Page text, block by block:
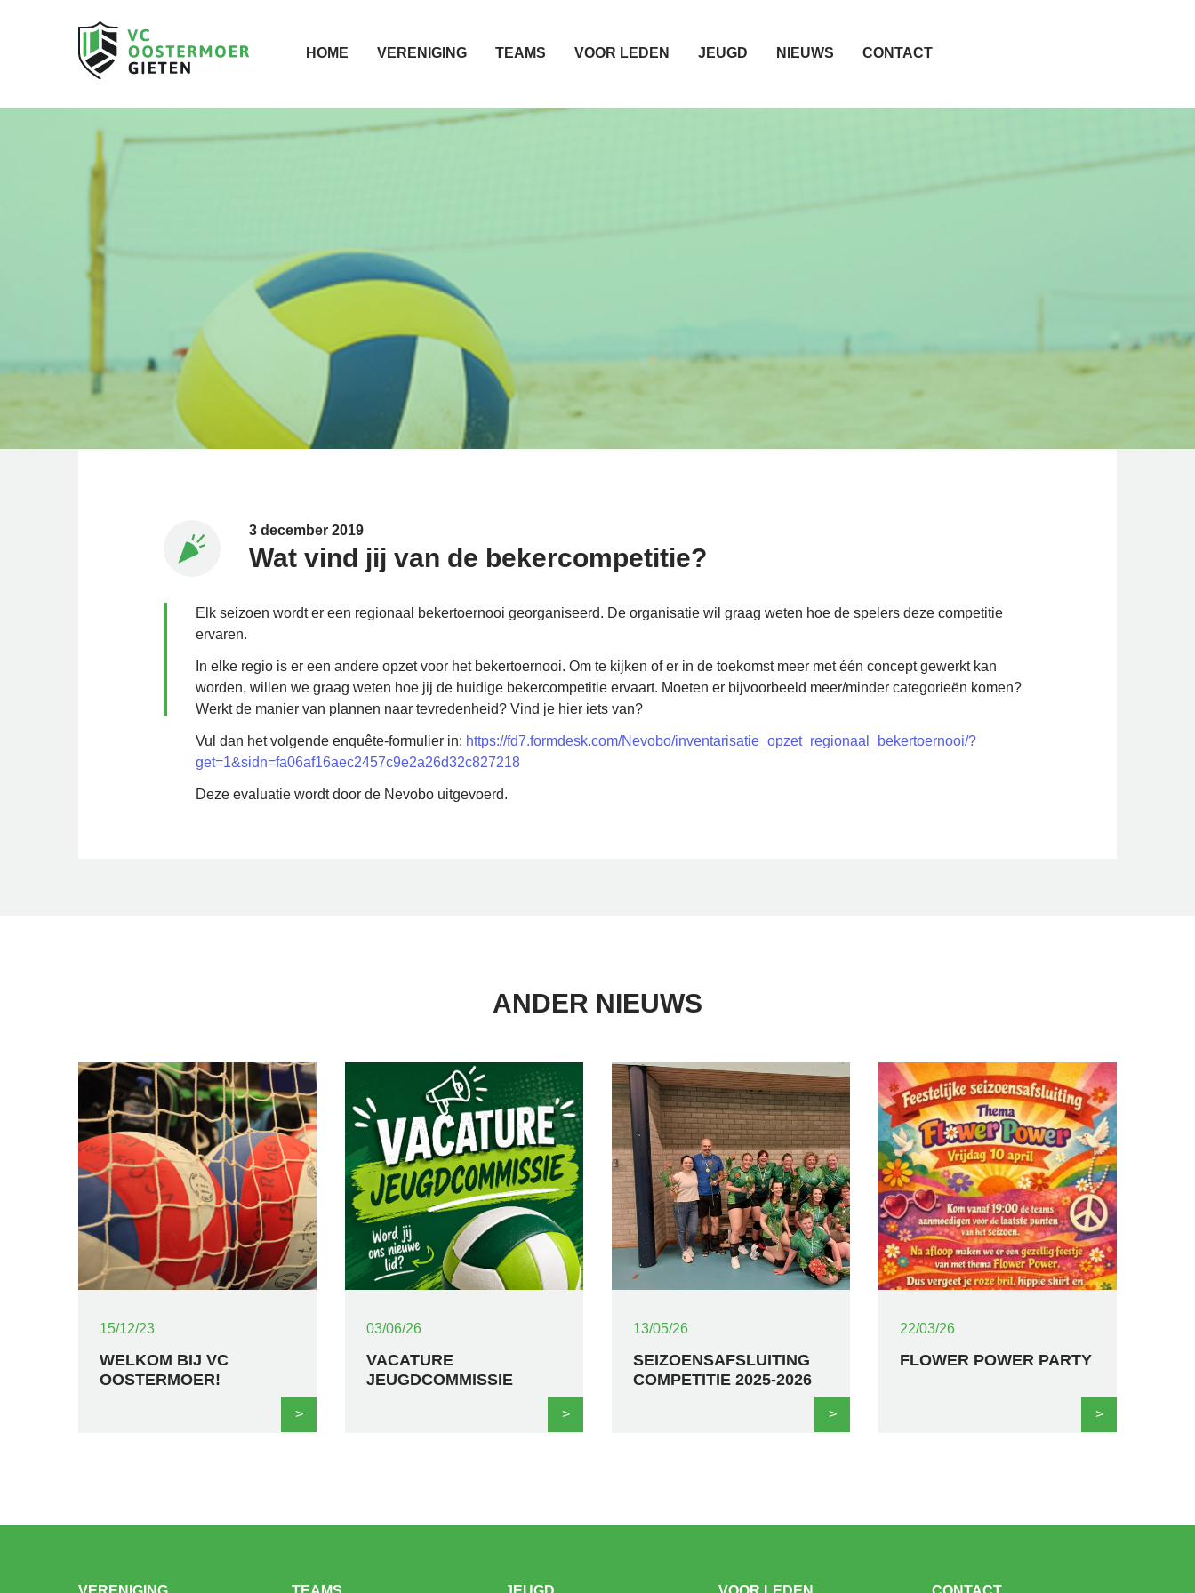
HOME VERENIGING TEAMS VOOR LEDEN JEUGD NIEUWS CONTACT
3 december 2019
Wat vind jij van de bekercompetitie?
Elk seizoen wordt er een regionaal bekertoernooi georganiseerd. De organisatie wil graag weten hoe de spelers deze competitie
ervaren.
In elke regio is er een andere opzet voor het bekertoernooi. Om te kijken of er in de toekomst meer met één concept gewerkt kan
worden, willen we graag weten hoe jij de huidige bekercompetitie ervaart. Moeten er bijvoorbeeld meer/minder categorieën komen?
Werkt de manier van plannen naar tevredenheid? Vind je hier iets van?
Vul dan het volgende enquête-formulier in: https://fd7.formdesk.com/Nevobo/inventarisatie_opzet_regionaal_bekertoernooi/?
get=1&sidn=fa06af16aec2457c9e2a26d32c827218
Deze evaluatie wordt door de Nevobo uitgevoerd.
ANDER NIEUWS
15/12/23
WELKOM BIJ VC
OOSTERMOER!
>
03/06/26
VACATURE
JEUGDCOMMISSIE
>
13/05/26
SEIZOENSAFSLUITING
COMPETITIE 2025-2026
>
22/03/26
FLOWER POWER PARTY
>